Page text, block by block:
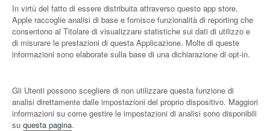
In virtù del fatto di essere distribuita attraverso questo app store,
Apple raccoglie analisi di base e fornisce funzionalità di reporting che
consentono al Titolare di visualizzare statistiche sui dati di utilizzo e
di misurare le prestazioni di questa Applicazione. Molte di queste
informazioni sono elaborate sulla base di una dichiarazione di opt-in.
Gli Utenti possono scegliere di non utilizzare questa funzione di
analisi direttamente dalle impostazioni del proprio dispositivo. Maggiori
informazioni su come gestire le impostazioni di analisi sono disponibili
su questa pagina.